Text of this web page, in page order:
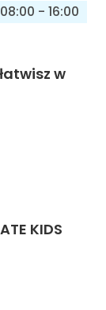
08:00 - 16:00
w
KIDS